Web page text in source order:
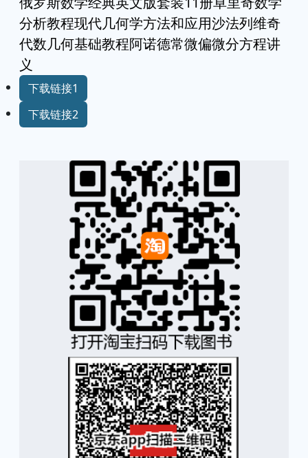
分析教程现代几何学方法和应用沙法列维奇
代数几何基础教程阿诺德常微偏微分方程讲
义
下载链接1
下载链接2